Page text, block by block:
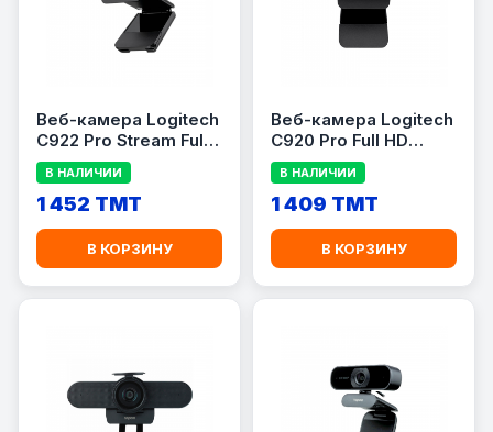
Веб-камера Logitech
C922 Pro Stream Full
HD 1080p, USB 2.0,
встроенный
стереомикрофон,
Black
В НАЛИЧИИ
1 452 TMT
В КОРЗИНУ
Веб-камера Logitech
C920 Pro Full HD
1080p с
микрофоном, USB
2.0, Black
В НАЛИЧИИ
1 409 TMT
В КОРЗИНУ